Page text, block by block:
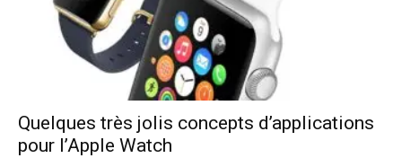
Quelques très jolis concepts d’applications
pour l’Apple Watch